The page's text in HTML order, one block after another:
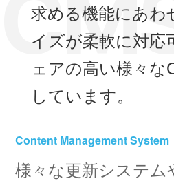
求める機能にあわ
イズが柔軟に対応
ェアの高い様々な
しています。
Content Management System
様々な更新システム